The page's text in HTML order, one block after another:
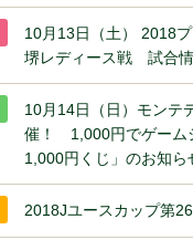
10月13日（土） 2018
堺レディース戦 試合
10月14日（日）モンテ
催！ 1,000円でゲーム
1,000円くじ」のお知ら
2018Jユースカップ第